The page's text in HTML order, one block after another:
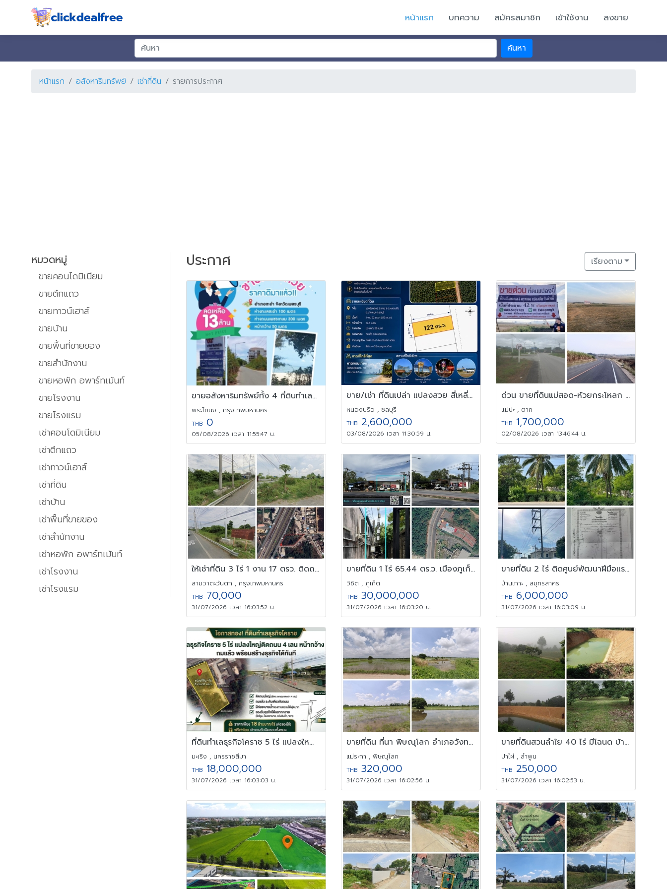
หน้าแรก บทความ สมัครสมาชิก เข้าใช้งาน ลงขาย
ค้นหา
หน้าแรก อสังหาริมทรัพย์ เช่าที่ดิน รายการประกาศ
หมวดหมู่
ขายคอนโดมิเนียม
ขายตึกแถว
ขายทาวน์เฮาส์
ขายบ้าน
ขายพื้นที่ขายของ
ขายสำนักงาน
ขายหอพัก อพาร์ทเม้นท์
ขายโรงงาน
ขายโรงแรม
เช่าคอนโดมิเนียม
เช่าตึกแถว
เช่าทาวน์เฮาส์
เช่าที่ดิน
เช่าบ้าน
เช่าพื้นที่ขายของ
เช่าสำนักงาน
เช่าหอพัก อพาร์ทเม้นท์
เช่าโรงงาน
เช่าโรงแรม
ประกาศ เรียงตาม
ขายอสังหาริมทรัพย์ทั้ง 4 ที่ดินทำเลทอง
พระโขนง , กรุงเทพมหานคร
THB 0
05/08/2026 เวลา 11:55:47 น.
ขาย/เช่า ที่ดินเปล่า แปลงสวย สี่เหลี่ยมผืนผ้า 122 ตร.ว. บางละมุง
หนองปรือ , ชลบุรี
THB2,600,000
03/08/2026 เวลา 11:30:59 น.
ด่วน ขายที่ดินแม่สอด-ห้วยกระโหลก 42 ไร่ ที่ดินมีโฉนด นส.4 ครุฑแดง
แม่ปะ , ตาก
THB1,700,000
02/08/2026 เวลา 13:46:44 น.
ให้เช่าที่ดิน 3 ไร่ 1 งาน 17 ตรว. ติดถนน คู่ขนานกาญจนาภิเษก
สามวาตะวันตก , กรุงเทพมหานคร
THB 70,000
31/07/2026 เวลา 16:03:52 น.
ขายที่ดิน 1 ไร่ 65.44 ตร.ว. เมืองภูเก็ต มีรายได้จากค่าเช่า
วิชิต , ภูเก็ต
THB30,000,000
31/07/2026 เวลา 16:03:20 น.
ขายที่ดิน 2 ไร่ ติดศูนย์พัฒนาฝีมือแรงงาน จ.สมุทรสาคร ที่จัดสรร
บ้านเกาะ , สมุทรสาคร
THB6,000,000
31/07/2026 เวลา 16:03:09 น.
ที่ดินทำเลธุรกิจโคราช 5 ไร่ แปลงใหญ่ติดถนน 4 เลน หน้ากว้าง 51 ม.
มะเริง , นครราชสีมา
THB 18,000,000
31/07/2026 เวลา 16:03:03 น.
ขายที่ดิน ที่นา พิษณุโลก อำเภอวังทอง 19 ไร่ สวยมาก วิวนาสวย อากาศ
แม่ระกา , พิษณุโลก
THB320,000
31/07/2026 เวลา 16:02:56 น.
ขายที่ดินสวนลำใย 40 ไร่ มีโฉนด บ้านป่าไผ่ อ.ลี้ จ.ลำพูน
ป่าไผ่ , ลำพูน
THB250,000
31/07/2026 เวลา 16:02:53 น.